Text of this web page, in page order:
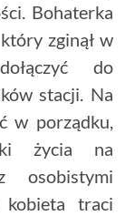
Bohaterka
zginął w
do
stacji. Na
w porządku,
życia na
osobistymi
kobieta traci